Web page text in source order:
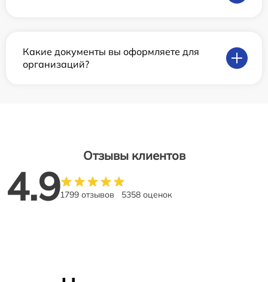
Какие документы вы оформляете для
организаций?
Отзывы клиентов
4.91799 отзывов 5358 оценок